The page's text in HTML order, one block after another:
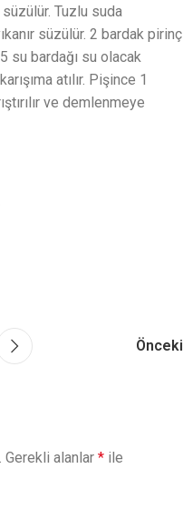
Tuzlu suda
süzülür. 2 bardak pirinç
su bardağı su olacak
atılır. Pişince 1
ve demlenmeye
Önceki
Gerekli alanlar * ile